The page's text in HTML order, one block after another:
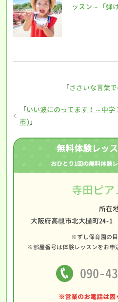
ッスン～「弾
「ささいな言葉
「いい波にのってます！～中
市) 」
無料体験レッ
おひとり1回の無料体験
寺田ピア
所在
大阪府高槻市北大樋町24-
※ずし保育園の目
※部屋番号は体験レッスンをお申
090-
※営業のお電話は固